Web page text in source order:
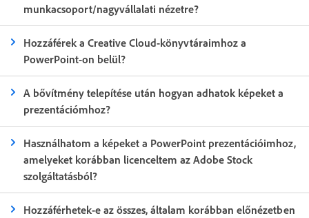
munkacsoport/nagyvállalati nézetre?
Hozzáférek a Creative Cloud-könyvtáraimhoz a
PowerPoint-on belül?
A bővítmény telepítése után hogyan adhatok képeket a
prezentációmhoz?
Használhatom a képeket a PowerPoint prezentációimhoz,
amelyeket korábban licenceltem az Adobe Stock
szolgáltatásból?
Hozzáférhetek-e az összes, általam korábban előnézetben